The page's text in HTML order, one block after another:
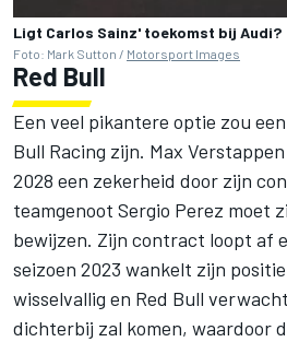
Ligt Carlos Sainz' toekomst bij Audi?
Foto: Mark Sutton / Motorsport Images
Red Bull
Een veel pikantere optie zou
Bull Racing zijn. Max Verstappen
2028 een zekerheid door zijn
teamgenoot Sergio Perez moet
bewijzen. Zijn contract loopt af
seizoen 2023 wankelt zijn
wisselvallig en Red Bull
dichterbij zal komen, waardoor